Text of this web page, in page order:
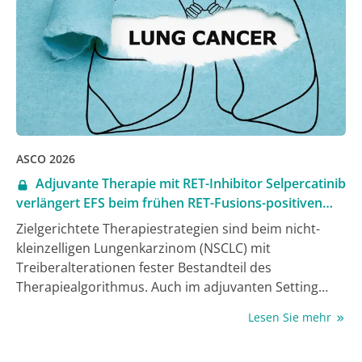
verlängerte die Behandlung mit Abemaciclib das
progressionsfreie Überleben signifikant und
substanziell und zeigte einen Trend hin zu einem
besseren Gesamtüberleben (1). Der CDK4/6-Inhibitor
etabliert damit eine zukünftige neue
Behandlungsoption für Betroffene mit DDLS.
ASCO 2026
Adjuvante Therapie mit RET-Inhibitor Selpercatinib
verlängert EFS beim frühen RET-Fusions-positiven
NSCLC
Zielgerichtete Therapiestrategien sind beim nicht-
kleinzelligen Lungenkarzinom (NSCLC) mit
Treiberalterationen fester Bestandteil des
Therapiealgorithmus. Auch im adjuvanten Setting
Therapien, die onkogene Treiber gezielt adressieren,
Lesen Sie mehr